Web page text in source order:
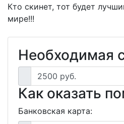
Кто скинет, тот будет
мире!!!
Необходимая
2500 руб.
Как оказать
Банковская карта: